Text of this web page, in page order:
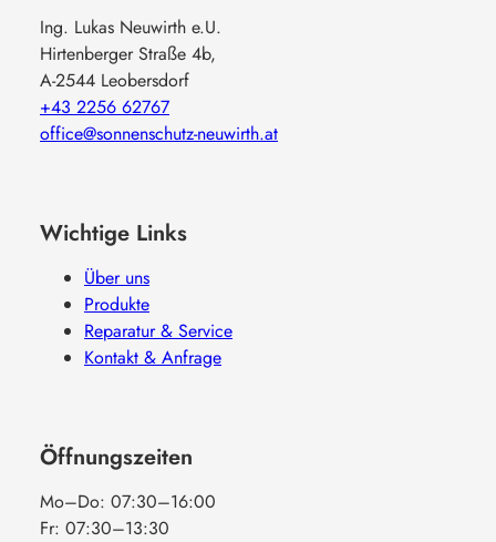
Ing. Lukas Neuwirth e.U.
Hirtenberger Straße 4b,
A-2544 Leobersdorf
+43 2256 62767
office@sonnenschutz-neuwirth.at
Wichtige Links
Über uns
Produkte
Reparatur & Service
Kontakt & Anfrage
Öffnungszeiten
Mo–Do: 07:30–16:00
Fr: 07:30–13:30